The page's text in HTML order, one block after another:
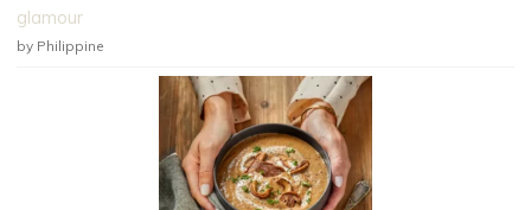
glamour
by Philippine